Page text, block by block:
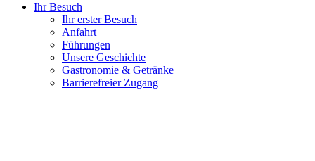
Ihr Besuch
Ihr erster Besuch
Anfahrt
Führungen
Unsere Geschichte
Gastronomie & Getränke
Barrierefreier Zugang